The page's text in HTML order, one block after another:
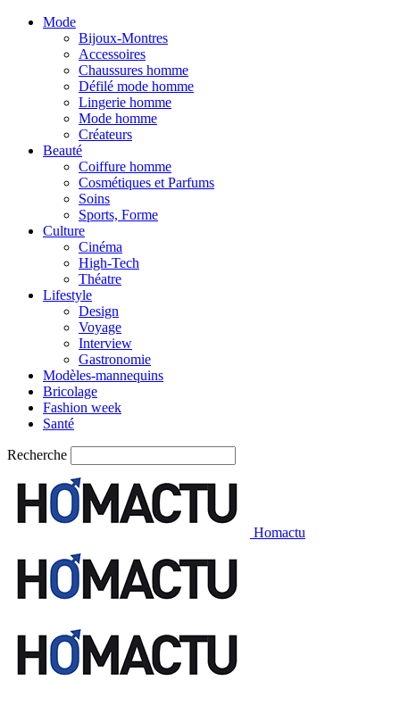
Mode
Bijoux-Montres
Accessoires
Chaussures homme
Défilé mode homme
Lingerie homme
Mode homme
Créateurs
Beauté
Coiffure homme
Cosmétiques et Parfums
Soins
Sports, Forme
Culture
Cinéma
High-Tech
Théatre
Lifestyle
Design
Voyage
Interview
Gastronomie
Modèles-mannequins
Bricolage
Fashion week
Santé
Recherche
Homactu